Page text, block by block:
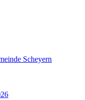
Scheyern